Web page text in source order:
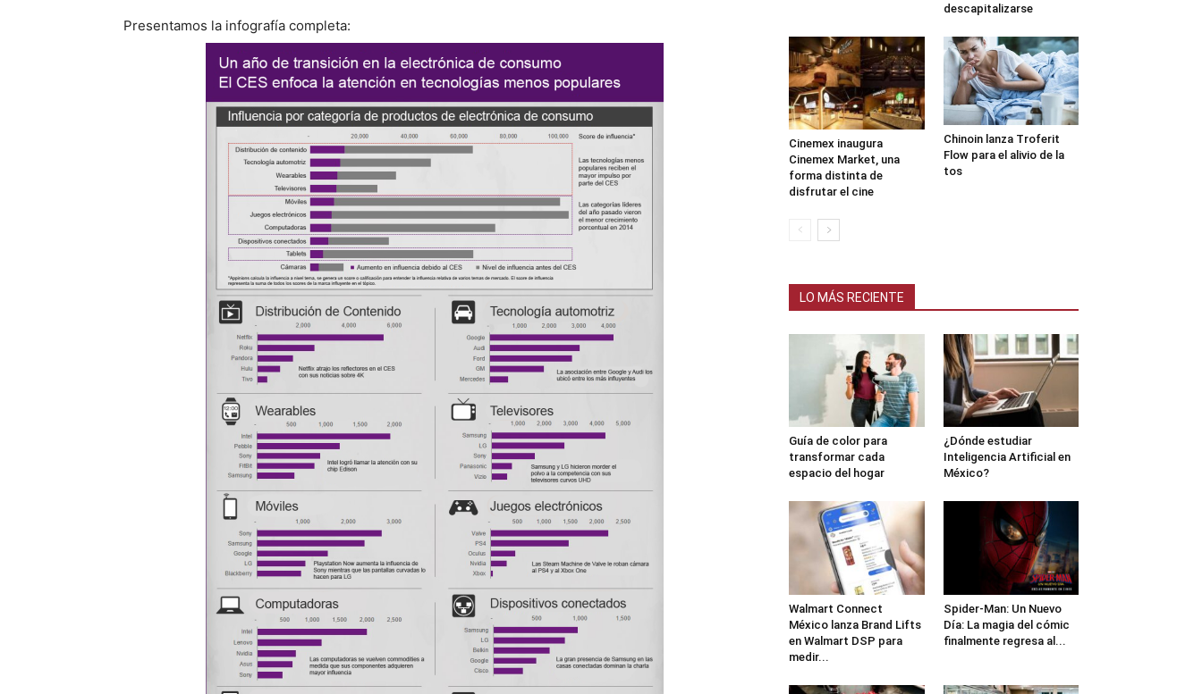
Presentamos la infografía completa:
descapitalizarse
Cinemex inaugura
Cinemex Market, una
forma distinta de
disfrutar el cine
Chinoin lanza Troferit
Flow para el alivio de la
tos
LO MÁS RECIENTE
Guía de color para
transformar cada
espacio del hogar
¿Dónde estudiar
Inteligencia Artificial en
México?
Walmart Connect
México lanza Brand Lifts
en Walmart DSP para
medir...
Spider-Man: Un Nuevo
Día: La magia del cómic
finalmente regresa al...